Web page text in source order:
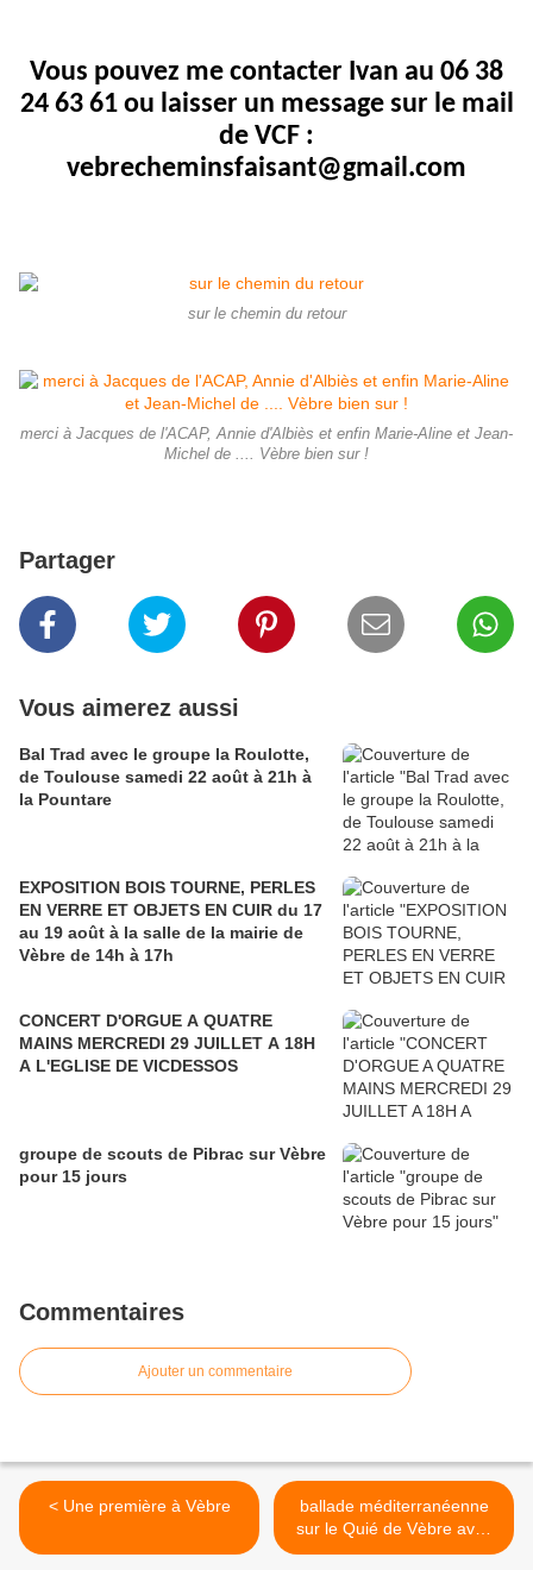
Vous pouvez me contacter Ivan au 06 38
24 63 61 ou laisser un message sur le mail
de VCF :
vebrecheminsfaisant@gmail.com
sur le chemin du retour
merci à Jacques de l'ACAP, Annie d'Albiès et enfin Marie-Aline et Jean-
Michel de .... Vèbre bien sur !
Partager
Vous aimerez aussi
Bal Trad avec le groupe la Roulotte,
de Toulouse samedi 22 août à 21h à
la Pountare
EXPOSITION BOIS TOURNE, PERLES
EN VERRE ET OBJETS EN CUIR du 17
au 19 août à la salle de la mairie de
Vèbre de 14h à 17h
CONCERT D'ORGUE A QUATRE
MAINS MERCREDI 29 JUILLET A 18H
A L'EGLISE DE VICDESSOS
groupe de scouts de Pibrac sur Vèbre
pour 15 jours
Commentaires
Ajouter un commentaire
< Une première à Vèbre
ballade méditerranéenne
sur le Quié de Vèbre avec
Gilles Labatut bénévole